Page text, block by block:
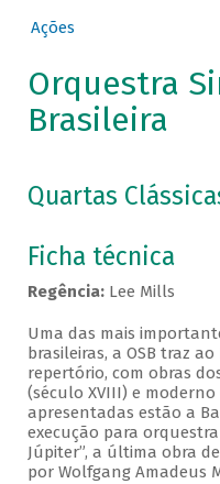
Ações
Orquestra
Brasileira
Quartas
Ficha técnica
Regência:Lee Mills
Uma das mais
brasileiras, a OSB traz
repertório, com obras
(século XVIII) e moderno
apresentadas estão a
execução para
Júpiter”, a última obra
por Wolfgang Amadeus